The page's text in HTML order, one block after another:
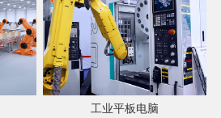
工业平板电脑